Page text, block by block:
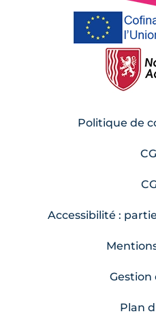
Politique de
Accessibilité :
Gestion
Plan